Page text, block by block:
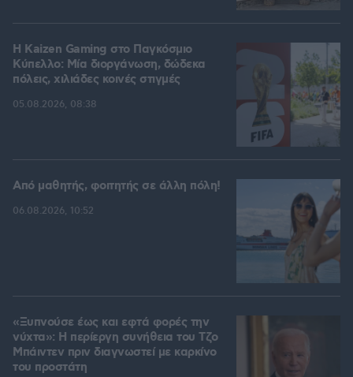
H Kaizen Gaming στο Παγκόσμιο
Kύπελλο: Μία διοργάνωση, δώδεκα
πόλεις, χιλιάδες κοινές στιγμές
05.08.2026, 08:38
Από μαθητής, φοιτητής σε άλλη πόλη!
06.08.2026, 10:52
«Ξυπνούσε έως και εφτά φορές την
νύχτα»: Η περίεργη συνήθεια του Τζο
Μπάιντεν πριν διαγνωστεί με καρκίνο
του προστάτη